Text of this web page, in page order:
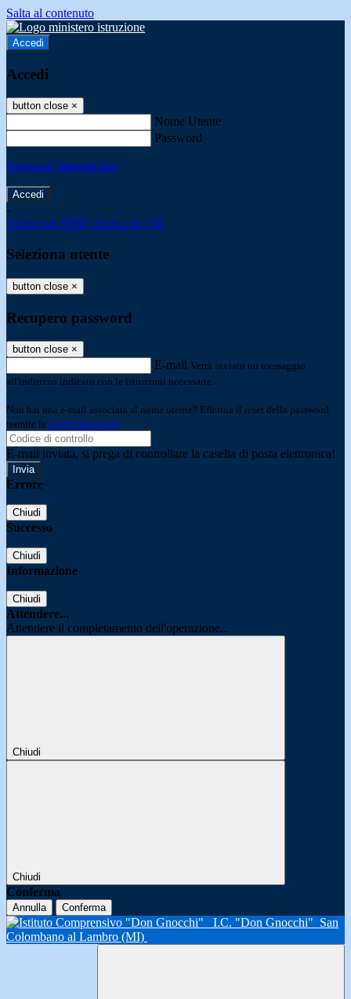
Salta al contenuto
Accedi
Accedi
button close ×
Nome Utente
Password
Password dimenticata?
-
Entra con SPID Entra con CIE
Seleziona utente
button close ×
Recupero password
button close ×
E-mail Verrà inviato un messaggio
all'indirizzo indicato con le istruzioni necessarie.
Non hai una e-mail associata al nome utente? Effettua il reset della password
tramite la Login Spaggiari
E-mail inviata, si prega di controllare la casella di posta elettronica!
Errore
Chiudi
Successo
Chiudi
Informazione
Chiudi
Attendere...
Attendere il completamento dell'operazione...
Chiudi
Chiudi
Conferma
Annulla Conferma
I.C. "Don Gnocchi" San
Colombano al Lambro (MI)